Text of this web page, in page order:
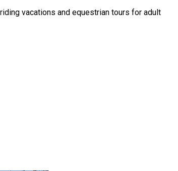
vacations and equestrian tours for adult